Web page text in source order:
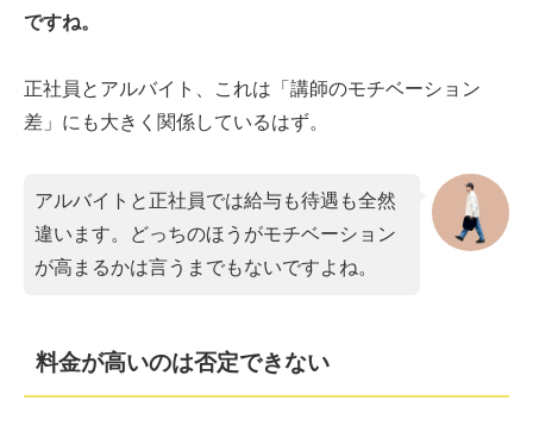
ですね。
正社員とアルバイト、これは「講師のモチベーション
差」にも大きく関係しているはず。
アルバイトと正社員では給与も待遇も全然
違います。どっちのほうがモチベーション
が高まるかは言うまでもないですよね。
料金が高いのは否定できない